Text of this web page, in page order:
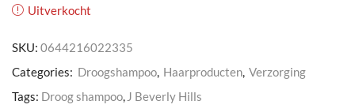
Uitverkocht
SKU: 0644216022335
Categories: Droogshampoo, Haarproducten, Verzorging
Tags: Droog shampoo, J Beverly Hills